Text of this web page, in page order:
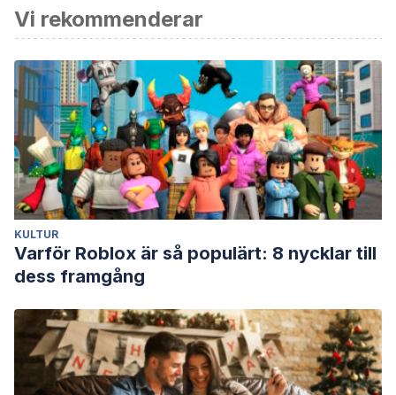
Cabrera L. Síndrome de Boreout: Diseño, confiabilidad y
validación preliminar de un instrumento para su medición.
Rev. Univ. Ind. Santander. Salud [Internet]. 2014
[consultado 31 mar 2022] ; 46(3): 259-265. Disponible en:
http://www.scielo.org.co/scielo.php?
script=sci_arttext&pid=S0121-
08072014000300006&lng=en.
Rothlin P, Werder P. El nuevo Síndrome Laboral Boreout. 1°
Edición. España: Penguin Random House Grupo Editorial;
2011.
Vi rekommenderar
KULTUR
Varför Roblox är så populärt: 8 nycklar till
dess framgång